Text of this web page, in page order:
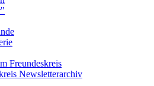
Freundeskreis
Newsletterarchiv